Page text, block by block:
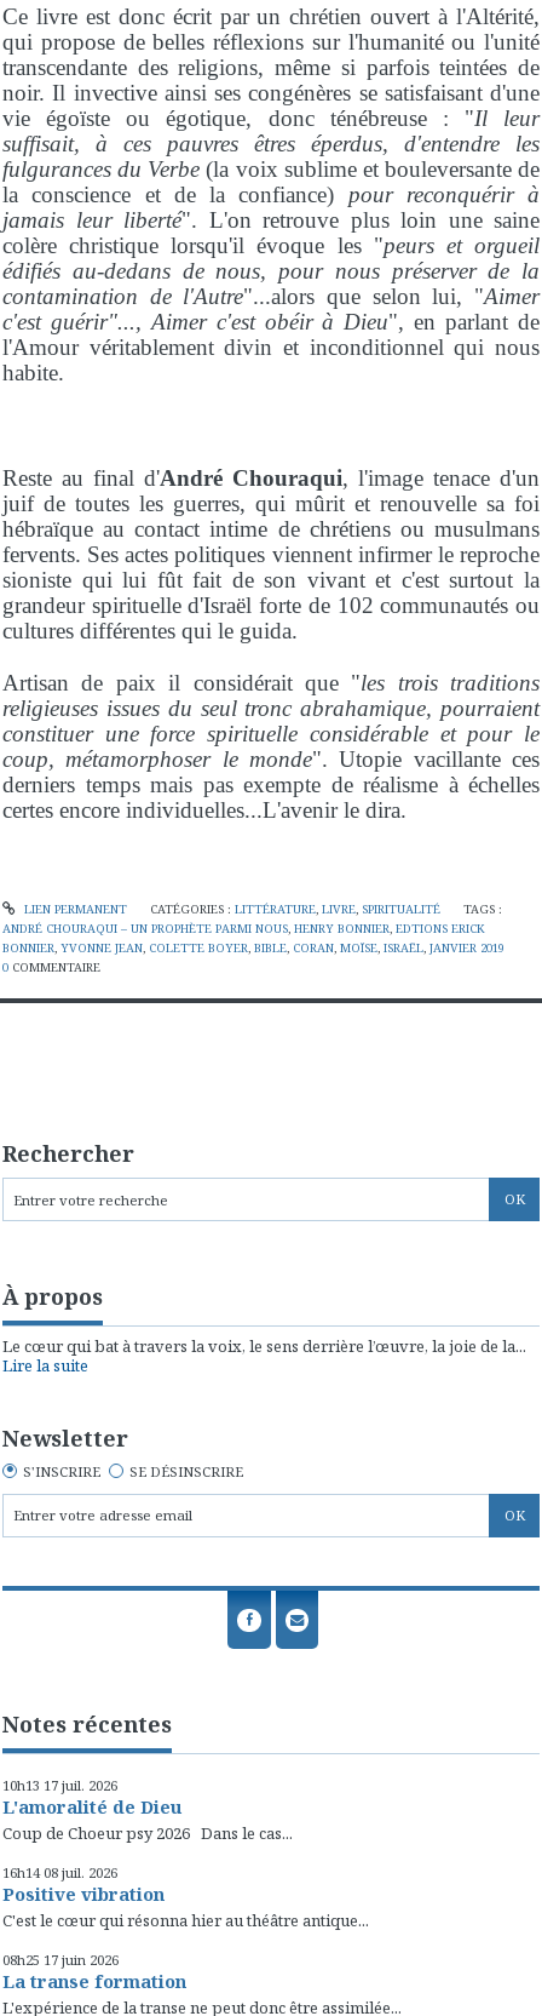
Ce livre est donc écrit par un chrétien ouvert à l'Altérité,
qui propose de belles réflexions sur l'humanité ou l'unité
transcendante des religions, même si parfois teintées de
noir. Il invective ainsi ses congénères se satisfaisant d'une
vie égoïste ou égotique, donc ténébreuse : "Il leur
suffisait, à ces pauvres êtres éperdus, d'entendre les
fulgurances du Verbe (la voix sublime et bouleversante de
la conscience et de la confiance) pour reconquérir à
jamais leur liberté". L'on retrouve plus loin une saine
colère christique lorsqu'il évoque les "peurs et orgueil
édifiés au-dedans de nous, pour nous préserver de la
contamination de l'Autre"...alors que selon lui, "Aimer
c'est guérir"..., Aimer c'est obéir à Dieu", en parlant de
l'Amour véritablement divin et inconditionnel qui nous
habite.
Reste au final d'André Chouraqui, l'image tenace d'un
juif de toutes les guerres, qui mûrit et renouvelle sa foi
hébraïque au contact intime de chrétiens ou musulmans
fervents. Ses actes politiques viennent infirmer le reproche
sioniste qui lui fût fait de son vivant et c'est surtout la
grandeur spirituelle d'Israël forte de 102 communautés ou
cultures différentes qui le guida.
Artisan de paix il considérait que "les trois traditions
religieuses issues du seul tronc abrahamique, pourraient
constituer une force spirituelle considérable et pour le
coup, métamorphoser le monde". Utopie vacillante ces
derniers temps mais pas exempte de réalisme à échelles
certes encore individuelles...L'avenir le dira.
LIEN PERMANENT CATÉGORIES : LITTÉRATURE, LIVRE, SPIRITUALITÉ
TAGS :
ANDRÉ CHOURAQUI – UN PROPHÈTE PARMI NOUS, HENRY BONNIER, EDTIONS ERICK
BONNIER, YVONNE JEAN, COLETTE BOYER, BIBLE, CORAN, MOÏSE, ISRAËL, JANVIER 2019
0 COMMENTAIRE
Rechercher
À propos
Le cœur qui bat à travers la voix, le sens derrière l’œuvre, la joie de la...
Lire la suite
Newsletter
S'INSCRIRE SE DÉSINSCRIRE
Notes récentes
10h13 17 juil. 2026
L'amoralité de Dieu
Coup de Choeur psy 2026 Dans le cas...
16h14 08 juil. 2026
Positive vibration
C'est le cœur qui résonna hier au théâtre antique...
08h25 17 juin 2026
La transe formation
L'expérience de la transe ne peut donc être assimilée...